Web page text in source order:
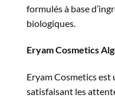
formulés à base
biologiques.
Eryam Cosmetics
Eryam Cosmetics
satisfaisant les